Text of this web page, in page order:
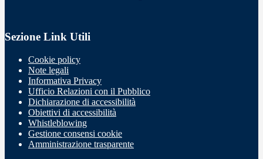
Sezione Link Utili
Cookie policy
Note legali
Informativa Privacy
Ufficio Relazioni con il Pubblico
Dichiarazione di accessibilità
Obiettivi di accessibilità
Whistleblowing
Gestione consensi cookie
Amministrazione trasparente